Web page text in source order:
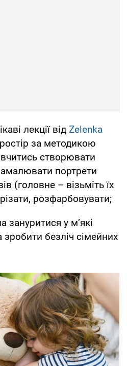
лекції від Zelenka
за методикою
створювати
портрети
(головне – візьміть їх
розфарбовувати;
у м’які
безліч сімейних